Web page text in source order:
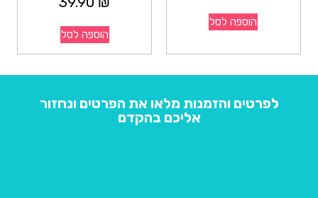
הוספה לסל
הוספה לסל
לפרטים והזמנות מלאו את הפרטים ונחזור
אליכם בהקדם